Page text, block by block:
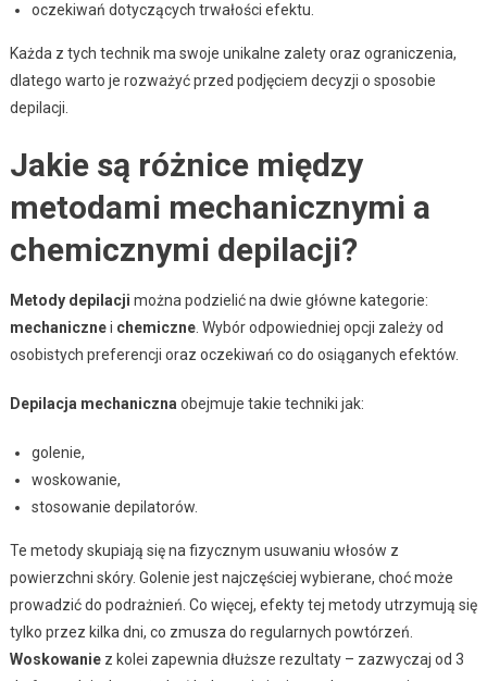
oczekiwań dotyczących trwałości efektu.
Każda z tych technik ma swoje unikalne zalety oraz ograniczenia,
dlatego warto je rozważyć przed podjęciem decyzji o sposobie
depilacji.
Jakie są różnice między
metodami mechanicznymi a
chemicznymi depilacji?
Metody depilacji można podzielić na dwie główne kategorie:
mechanicznei chemiczne. Wybór odpowiedniej opcji zależy od
osobistych preferencji oraz oczekiwań co do osiąganych efektów.
Depilacja mechanicznaobejmuje takie techniki jak:
golenie,
woskowanie,
stosowanie depilatorów.
Te metody skupiają się na fizycznym usuwaniu włosów z
powierzchni skóry. Golenie jest najczęściej wybierane, choć może
prowadzić do podrażnień. Co więcej, efekty tej metody utrzymują się
tylko przez kilka dni, co zmusza do regularnych powtórzeń.
Woskowaniez kolei zapewnia dłuższe rezultaty – zazwyczaj od 3